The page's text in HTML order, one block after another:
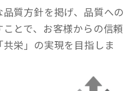
品質方針を掲げ、品質への
ことで、お客様からの信頼
共栄」の実現を目指しま